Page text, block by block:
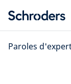
content
Paroles